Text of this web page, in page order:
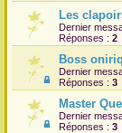
Les
Dernier
Réponses : 2
Boss
Dernier
Réponses : 3
Master
Dernier
Réponses : 3